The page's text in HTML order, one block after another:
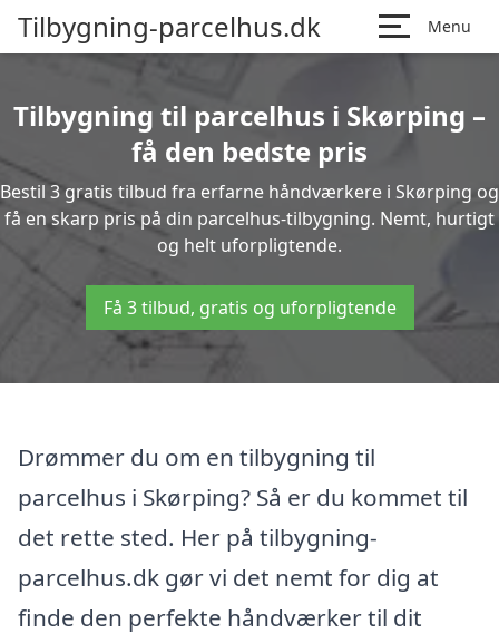
Tilbygning-parcelhus.dk Menu
Tilbygning til parcelhus i Skørping –
få den bedste pris
Bestil 3 gratis tilbud fra erfarne håndværkere i Skørping og
få en skarp pris på din parcelhus-tilbygning. Nemt, hurtigt
og helt uforpligtende.
Få 3 tilbud, gratis og uforpligtende
Drømmer du om en tilbygning til
parcelhus i Skørping? Så er du kommet til
det rette sted. Her på tilbygning-
parcelhus.dk gør vi det nemt for dig at
finde den perfekte håndværker til dit